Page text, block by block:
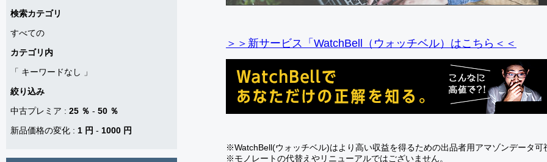
＞＞新サービス「WatchBell（ウォッチベル）はこちら＜＜
※WatchBell(ウォッチベル)はより高い収益を得るための出品者用アマゾンデータ可
※モノレートの代替えやリニューアルではございません。
検索カテゴリ
すべての
カテゴリ内
「 キーワードなし
」
絞り込み
中古プレミア : 25 ％ - 50 ％
新品価格の変化 : 1 円 - 1000 円